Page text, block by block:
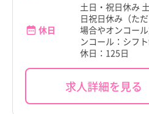
休日
土日・祝日休み
日祝日休み（た
場合やオンコー
ンコール：シフ
休日：125日
求人詳細を見る